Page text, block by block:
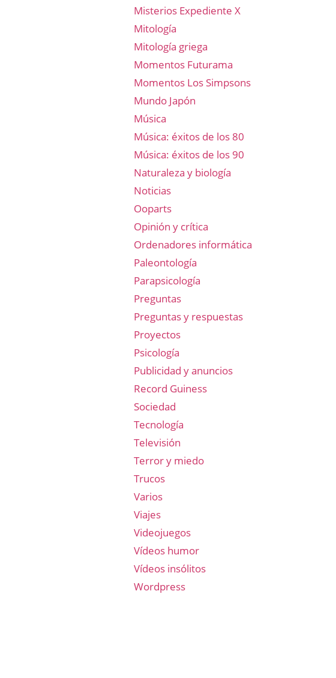
Misterios Expediente X
Mitología
Mitología griega
Momentos Futurama
Momentos Los Simpsons
Mundo Japón
Música
Música: éxitos de los 80
Música: éxitos de los 90
Naturaleza y biología
Noticias
Ooparts
Opinión y crítica
Ordenadores informática
Paleontología
Parapsicología
Preguntas
Preguntas y respuestas
Proyectos
Psicología
Publicidad y anuncios
Record Guiness
Sociedad
Tecnología
Televisión
Terror y miedo
Trucos
Varios
Viajes
Videojuegos
Vídeos humor
Vídeos insólitos
Wordpress